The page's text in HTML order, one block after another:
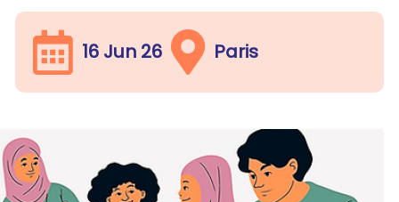
16 Jun 26 Paris